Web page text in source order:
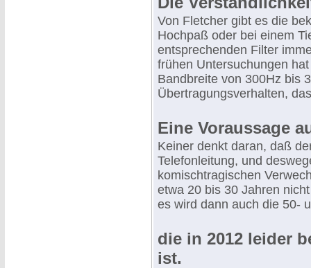
Von Fletcher gibt es die
Hochpaß oder bei einem
entsprechenden Filter
frühen Untersuchungen
Bandbreite von 300Hz bis
Übertragungsverhalten,
Eine Voraussage
Keiner denkt daran, daß
Telefonleitung, und
komischtragischen
etwa 20 bis 30 Jahren
es wird dann auch die 50-
die in 2012 leider
ist.